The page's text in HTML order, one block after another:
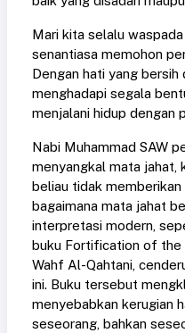
Mari kita selalu
senantiasa memohon
Dengan hati yang bersih
menghadapi segala
menjalani hidup dengan
Nabi Muhammad SAW
menyangkal mata jahat,
beliau tidak
bagaimana mata jahat
interpretasi modern,
buku Fortification of the
Wahf Al-Qahtani,
ini. Buku tersebut
menyebabkan kerugian
seseorang, bahkan